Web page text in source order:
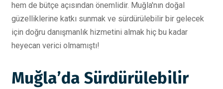
hem de bütçe açısından önemlidir. Muğla'nın doğal
güzelliklerine katkı sunmak ve sürdürülebilir bir gelecek
için doğru danışmanlık hizmetini almak hiç bu kadar
heyecan verici olmamıştı!
Muğla’da Sürdürülebilir